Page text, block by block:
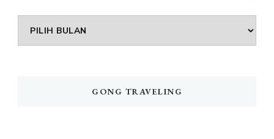
Arsip
GONG TRAVELING